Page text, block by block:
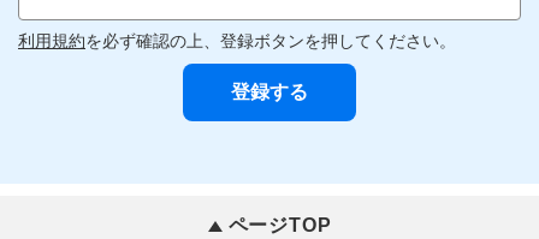
利用規約を必ず確認の上、登録ボタンを押してください。
ページTOP